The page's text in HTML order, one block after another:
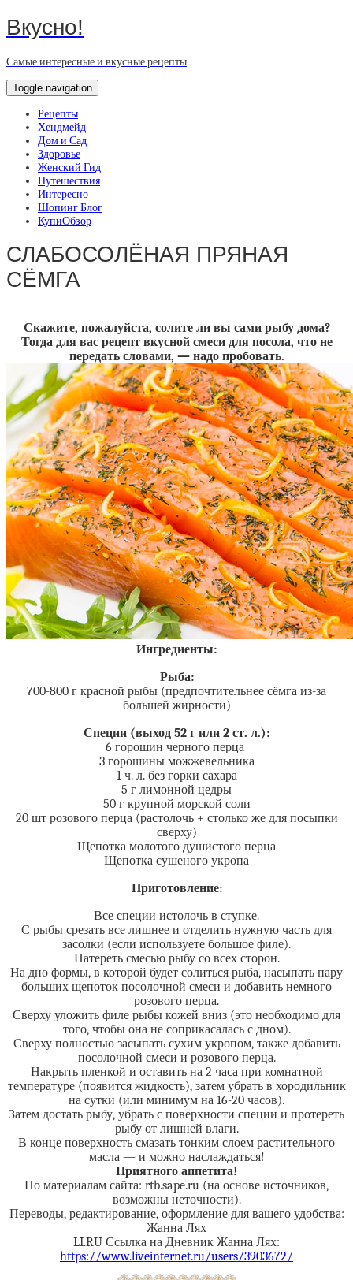
Вкусно!
Самые интересные и вкусные рецепты
Toggle navigation
Рецепты
Хендмейд
Дом и Сад
Здоровье
Женский Гид
Путешествия
Интересно
Шопинг Блог
КупиОбзор
СЛАБОСОЛЁНАЯ ПРЯНАЯ
СЁМГА
Скажите, пожалуйста, солите ли вы сами рыбу дома?
Тогда для вас рецепт вкусной смеси для посола, что не
передать словами, — надо пробовать.
Ингредиенты:
Рыба:
700-800 г красной рыбы (предпочтительнее сёмга из-за
большей жирности)
Специи (выход 52 г или 2 ст. л.):
6 горошин черного перца
3 горошины можжевельника
1 ч. л. без горки сахара
5 г лимонной цедры
50 г крупной морской соли
20 шт розового перца (растолочь + столько же для посыпки
сверху)
Щепотка молотого душистого перца
Щепотка сушеного укропа
Приготовление:
Все специи истолочь в ступке.
С рыбы срезать все лишнее и отделить нужную часть для
засолки (если используете большое филе).
Натереть смесью рыбу со всех сторон.
На дно формы, в которой будет солиться рыба, насыпать пару
больших щепоток посолочной смеси и добавить немного
розового перца.
Сверху уложить филе рыбы кожей вниз (это необходимо для
того, чтобы она не соприкасалась с дном).
Сверху полностью засыпать сухим укропом, также добавить
посолочной смеси и розового перца.
Накрыть пленкой и оставить на 2 часа при комнатной
температуре (появится жидкость), затем убрать в хородильник
на сутки (или минимум на 16-20 часов).
Затем достать рыбу, убрать с поверхности специи и протереть
рыбу от лишней влаги.
В конце поверхность смазать тонким слоем растительного
масла — и можно наслаждаться!
Приятного аппетита!
По материалам сайта: rtb.sape.ru (на основе источников,
возможны неточности).
Переводы, редактирование, оформление для вашего удобства:
Жанна Лях
LI.RU Ссылка на Дневник Жанна Лях:
https://www.liveinternet.ru/users/3903672/